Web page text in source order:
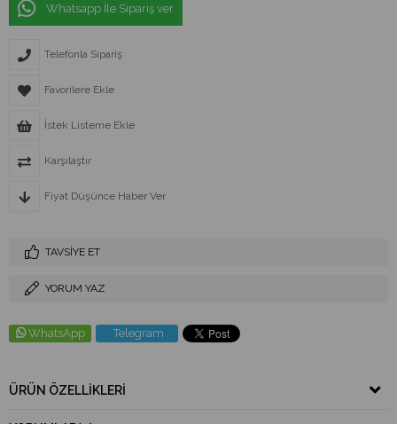
Whatsapp İle Sipariş ver
Telefonla Sipariş
Favorilere Ekle
İstek Listeme Ekle
Karşılaştır
Fiyat Düşünce Haber Ver
TAVSIYE ET
YORUM YAZ
WhatsApp Telegram
ÜRÜN ÖZELLIKLERI